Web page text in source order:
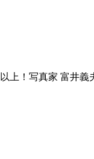
上！写真家 富井義